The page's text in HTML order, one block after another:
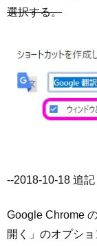
選択する。
--2018-10-18 追記
Google Chrome
開く」のオプシ